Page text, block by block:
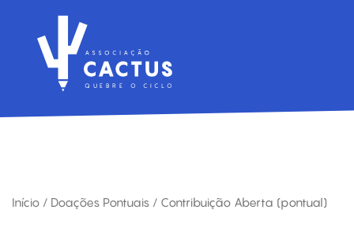
conteúdo
Q UE B R E O C I C L O
Início / Doações Pontuais / Contribuição Aberta (pontual)